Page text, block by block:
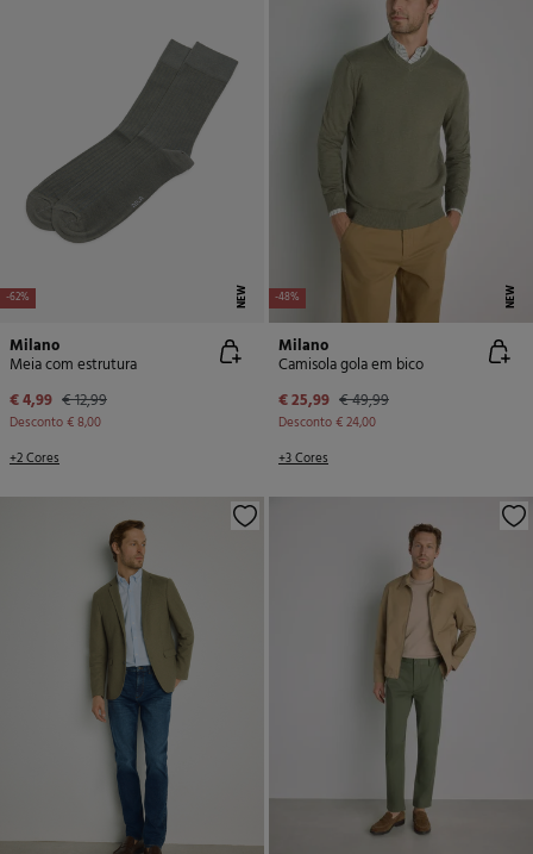
-62% NEW
Milano
Meia com estrutura
€ 4,99 € 12,99
Desconto€ 8,00
+2 Cores
-48% NEW
Milano
Camisola gola em bico
€ 25,99 € 49,99
Desconto€ 24,00
+3 Cores